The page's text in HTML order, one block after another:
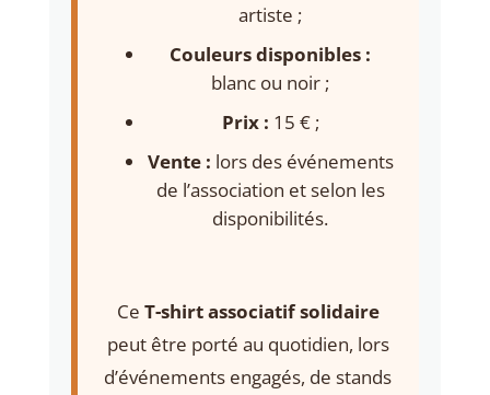
artiste ;
Couleurs disponibles :
blanc ou noir ;
Prix : 15 € ;
Vente : lors des événements
de l’association et selon les
disponibilités.
Ce T-shirt associatif solidaire
peut être porté au quotidien, lors
d’événements engagés, de stands